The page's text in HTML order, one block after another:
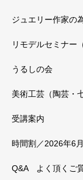
ジュエリー作家の
リモデルセミナー
うるしの会
美術工芸（陶芸・
受講案内
時間割／2026年6
Q&A よく頂くご